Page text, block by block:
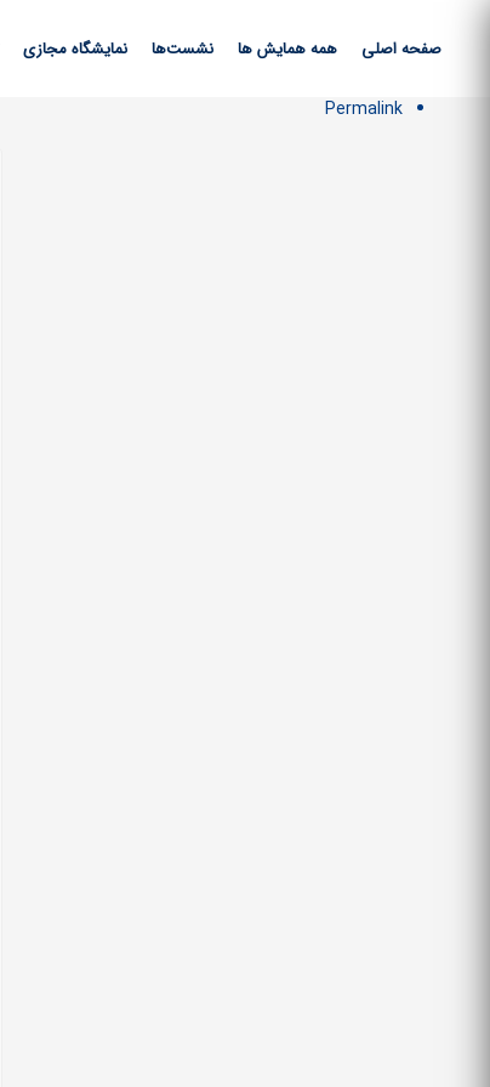
صفحه اصلی همه همایش ها نشست‌ها نمایشگاه مجازی
Permalink